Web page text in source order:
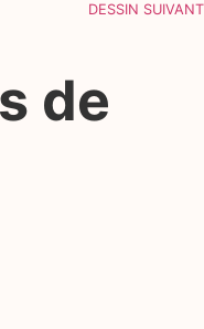
DESSIN SUIVANT
de